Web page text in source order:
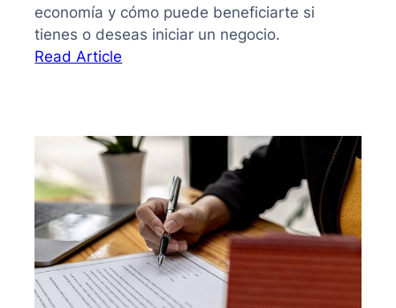
economía y cómo puede beneficiarte si
tienes o deseas iniciar un negocio.
Read Article
Guía
clara
para
entender
su
importancia
y
beneficios